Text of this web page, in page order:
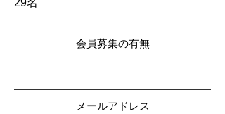
29名
会員募集の有無
メールアドレス